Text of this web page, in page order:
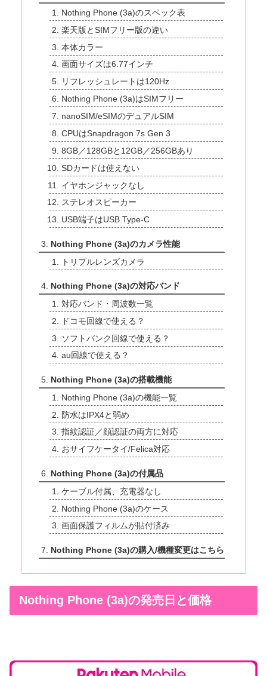
Nothing Phone (3a)のスペック表
楽天版とSIMフリー版の違い
本体カラー
画面サイズは6.77インチ
リフレッシュレートは120Hz
Nothing Phone (3a)はSIMフリー
nanoSIM/eSIMのデュアルSIM
CPUはSnapdragon 7s Gen 3
8GB／128GBと12GB／256GBあり
SDカードは使えない
イヤホンジャックなし
ステレオスピーカー
USB端子はUSB Type-C
Nothing Phone (3a)のカメラ性能
トリプルレンズカメラ
Nothing Phone (3a)の対応バンド
対応バンド・周波数一覧
ドコモ回線で使える？
ソフトバンク回線で使える？
au回線で使える？
Nothing Phone (3a)の搭載機能
Nothing Phone (3a)の機能一覧
防水はIPX4と弱め
指紋認証／顔認証の両方に対応
おサイフケータイ/Felica対応
Nothing Phone (3a)の付属品
ケーブル付属、充電器なし
Nothing Phone (3a)のケース
画面保護フィルムが貼付済み
Nothing Phone (3a)の購入/機種変更はこちら
Nothing Phone (3a)の発売日と価格